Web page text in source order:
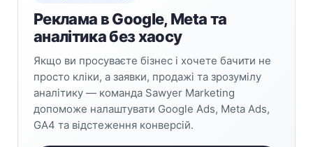
Реклама в Google, Meta та
аналітика без хаосу
Якщо ви просуваєте бізнес і хочете бачити не
просто кліки, а заявки, продажі та зрозумілу
аналітику — команда Sawyer Marketing
допоможе налаштувати Google Ads, Meta Ads,
GA4 та відстеження конверсій.